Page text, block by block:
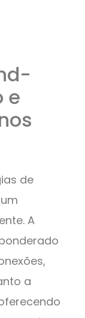
e
de
A
a